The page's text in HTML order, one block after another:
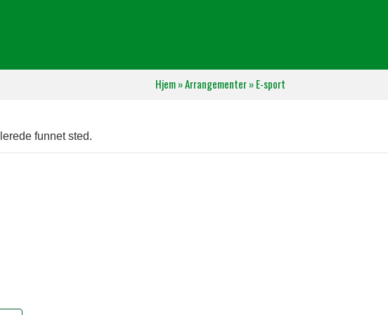
Hjem»Arrangementer»E-sport
funnet sted.